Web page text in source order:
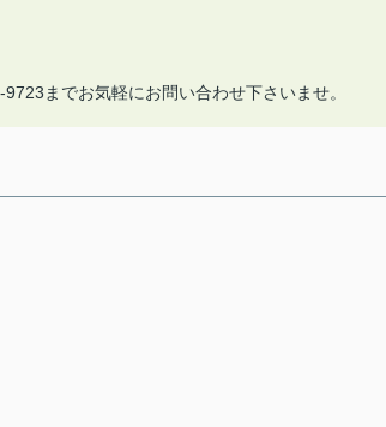
までお気軽にお問い合わせ下さいませ。